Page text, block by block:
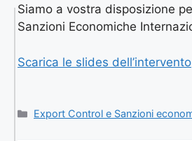
Siamo a vostra disposizione
Sanzioni Economiche
Scarica le slides dell’intervento
Export Control e Sanzioni